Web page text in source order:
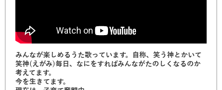
みんなが楽しめるうた歌っています。自称、笑う神とかいて
笑神(えがみ)毎日、なにをすればみんながたのしくなるのか
考えてます。
今を生きてます。